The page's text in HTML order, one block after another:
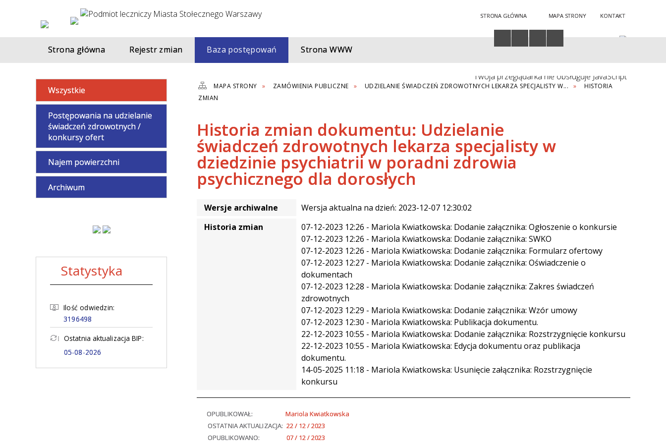
STRONA GŁÓWNA MAPA STRONY KONTAKT
Twoja przeglądarka nie obsługuje JavaScript
Strona główna Rejestr zmian Baza postępowań Strona WWW
Wszystkie
Postępowania na udzielanie
świadczeń zdrowotnych /
konkursy ofert
Najem powierzchni
Archiwum
Statystyka
Ilość odwiedzin:
3196498
Ostatnia aktualizacja BIP:
05-08-2026
MAPA STRONY ZAMÓWIENIA PUBLICZNE UDZIELANIE ŚWIADCZEŃ ZDROWOTNYCH LEKARZA SPECJALISTY W...
HISTORIA
ZMIAN
Historia zmian dokumentu: Udzielanie
świadczeń zdrowotnych lekarza specjalisty w
dziedzinie psychiatrii w poradni zdrowia
psychicznego dla dorosłych
Wersje archiwalne
Wersja aktualna na dzień: 2023-12-07 12:30:02
Historia zmian
07-12-2023 12:26 - Mariola Kwiatkowska: Dodanie załącznika: Ogłoszenie o konkursie
07-12-2023 12:26 - Mariola Kwiatkowska: Dodanie załącznika: SWKO
07-12-2023 12:26 - Mariola Kwiatkowska: Dodanie załącznika: Formularz ofertowy
07-12-2023 12:27 - Mariola Kwiatkowska: Dodanie załącznika: Oświadczenie o
dokumentach
07-12-2023 12:28 - Mariola Kwiatkowska: Dodanie załącznika: Zakres świadczeń
zdrowotnych
07-12-2023 12:29 - Mariola Kwiatkowska: Dodanie załącznika: Wzór umowy
07-12-2023 12:30 - Mariola Kwiatkowska: Publikacja dokumentu.
22-12-2023 10:55 - Mariola Kwiatkowska: Dodanie załącznika: Rozstrzygnięcie konkursu
22-12-2023 10:55 - Mariola Kwiatkowska: Edycja dokumentu oraz publikacja
dokumentu.
14-05-2025 11:18 - Mariola Kwiatkowska: Usunięcie załącznika: Rozstrzygnięcie
konkursu
OPUBLIKOWAŁ:
Mariola Kwiatkowska
OSTATNIA AKTUALIZACJA: 22 / 12 / 2023
OPUBLIKOWANO:
07 / 12 / 2023